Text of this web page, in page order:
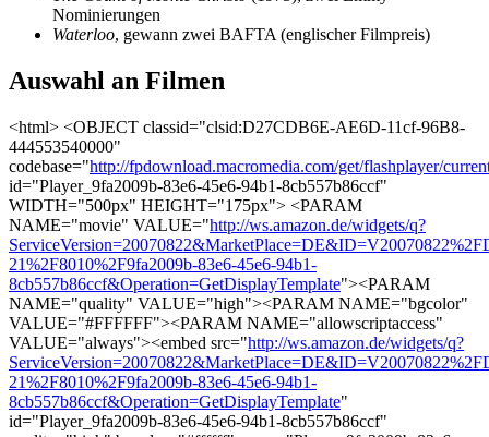
Nominierungen
Waterloo, gewann zwei BAFTA (englischer Filmpreis)
Auswahl an Filmen
<html> <OBJECT classid="clsid:D27CDB6E-AE6D-11cf-96B8-
444553540000"
codebase="http://fpdownload.macromedia.com/get/flashplayer/
id="Player_9fa2009b-83e6-45e6-94b1-8cb557b86ccf"
WIDTH="500px" HEIGHT="175px"> <PARAM
NAME="movie" VALUE="http://ws.amazon.de/widgets/q?
21%2F8010%2F9fa2009b-83e6-45e6-94b1-
8cb557b86ccf&Operation=GetDisplayTemplate"><PARAM
NAME="quality" VALUE="high"><PARAM NAME="bgcolor"
VALUE="#FFFFFF"><PARAM NAME="allowscriptaccess"
VALUE="always"><embed src="http://ws.amazon.de/widgets/q?
21%2F8010%2F9fa2009b-83e6-45e6-94b1-
8cb557b86ccf&Operation=GetDisplayTemplate"
id="Player_9fa2009b-83e6-45e6-94b1-8cb557b86ccf"